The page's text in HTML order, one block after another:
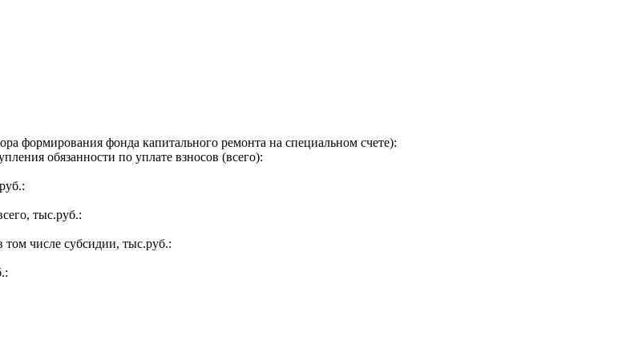
формирования фонда капитального ремонта на специальном счете):
обязанности по уплате взносов (всего):
тыс.руб.:
том числе субсидии, тыс.руб.: